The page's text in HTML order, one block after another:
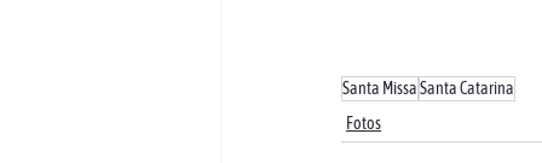
Santa MissaSanta Catarina
Fotos